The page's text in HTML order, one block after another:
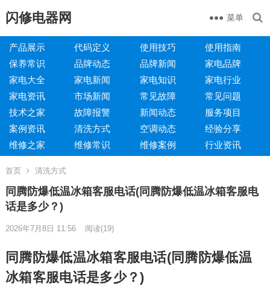
闪修电器网 菜单
产品展示 代码定义 使用技巧
使用指南
保养常识
品牌动态 品牌新闻
家电品牌
家电大全
家电新闻 家电知识
家电行业
家电资讯
市场新闻 常见故障
常见问题
技术之家
故障报警 新闻动态
服务项目
案例资讯
清洗方式 空调动态
经验分享
维修之家
维修常识 维修案例 行业资讯
首页 清洗方式
同腾防爆低温冰箱客服电话(同腾防爆低温冰箱客服电
话是多少？)
2026年7月8日 11:56 阅读(19)
同腾防爆低温冰箱客服电话(同腾防爆低温
冰箱客服电话是多少？)